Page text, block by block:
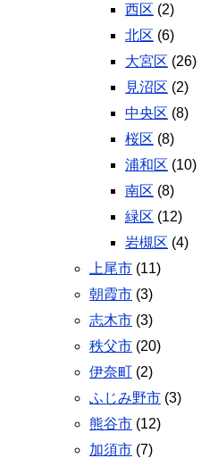
西区 (2)
北区 (6)
大宮区 (26)
見沼区 (2)
中央区 (8)
桜区 (8)
浦和区 (10)
南区 (8)
緑区 (12)
岩槻区 (4)
上尾市 (11)
朝霞市 (3)
志木市 (3)
秩父市 (20)
伊奈町 (2)
ふじみ野市 (3)
熊谷市 (12)
加須市 (7)